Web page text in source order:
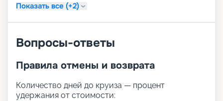
Показать все (+2)
Вопросы-ответы
Правила отмены и возврата
Количество дней до круиза — процент
удержания от стоимости: